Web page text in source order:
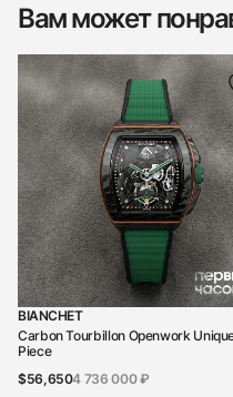
Вам может
BIANCHET
Carbon Tourbillon Openwork
Piece
$56,6504 736 000 ₽